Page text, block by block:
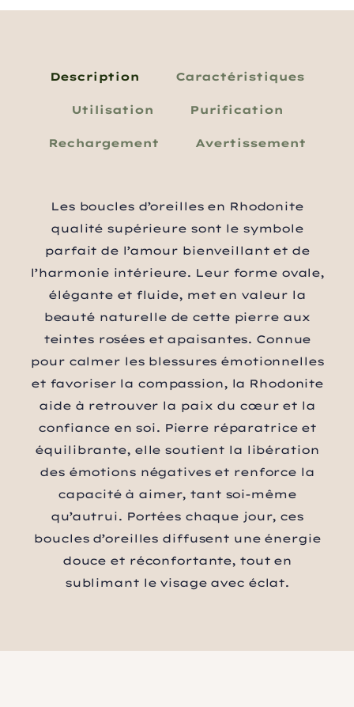
Description Caractéristiques
Utilisation Purification
Rechargement Avertissement
Les boucles d’oreilles en Rhodonite
qualité supérieure sont le symbole
parfait de l’amour bienveillant et de
l’harmonie intérieure. Leur forme ovale,
élégante et fluide, met en valeur la
beauté naturelle de cette pierre aux
teintes rosées et apaisantes. Connue
pour calmer les blessures émotionnelles
et favoriser la compassion, la Rhodonite
aide à retrouver la paix du cœur et la
confiance en soi. Pierre réparatrice et
équilibrante, elle soutient la libération
des émotions négatives et renforce la
capacité à aimer, tant soi-même
qu’autrui. Portées chaque jour, ces
boucles d’oreilles diffusent une énergie
douce et réconfortante, tout en
sublimant le visage avec éclat.